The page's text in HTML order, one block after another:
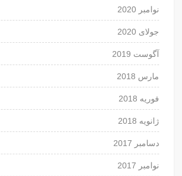
نوامبر 2020
جولای 2020
آگوست 2019
مارس 2018
فوریه 2018
ژانویه 2018
دسامبر 2017
نوامبر 2017